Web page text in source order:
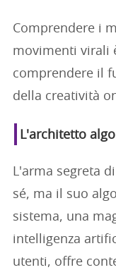
Comprendere i
movimenti virali
comprendere il
della creatività
L'architetto
L'arma segreta
sé, ma il suo
sistema, una
intelligenza
utenti, offre